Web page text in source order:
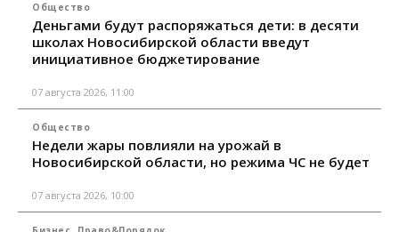
Общество
Деньгами будут распоряжаться дети: в десяти
школах Новосибирской области введут
инициативное бюджетирование
07 августа 2026, 11:00
Общество
Недели жары повлияли на урожай в
Новосибирской области, но режима ЧС не будет
07 августа 2026, 10:00